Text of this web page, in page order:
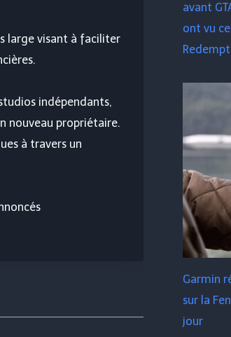
large visant à faciliter
indépendants,
nouveau propriétaire.
à travers un
avant
ont vu
Garmin
sur la
jour